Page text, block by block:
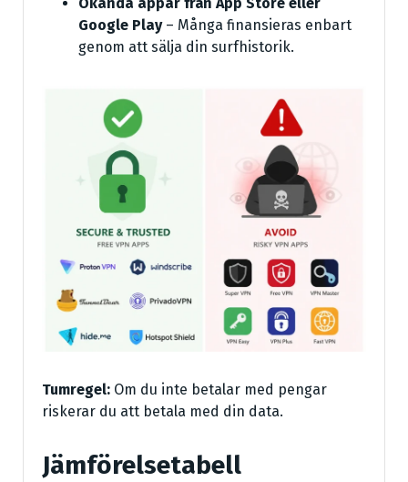
Google Play– Många finansieras enbart
genom att sälja din surfhistorik.
Tumregel: Om du inte betalar med pengar
riskerar du att betala med din data.
Jämförelsetabell